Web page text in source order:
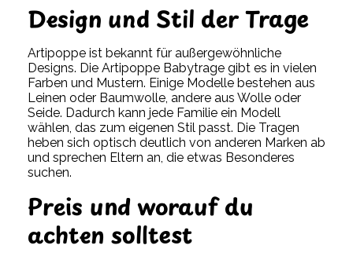
Design und Stil der Trage
Artipoppe ist bekannt für außergewöhnliche
Designs. Die Artipoppe Babytrage gibt es in vielen
Farben und Mustern. Einige Modelle bestehen aus
Leinen oder Baumwolle, andere aus Wolle oder
Seide. Dadurch kann jede Familie ein Modell
wählen, das zum eigenen Stil passt. Die Tragen
heben sich optisch deutlich von anderen Marken ab
und sprechen Eltern an, die etwas Besonderes
suchen.
Preis und worauf du
achten solltest